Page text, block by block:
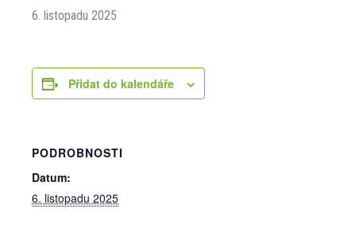
6. listopadu 2025
Přidat do kalendáře
PODROBNOSTI
Datum:
6. listopadu 2025